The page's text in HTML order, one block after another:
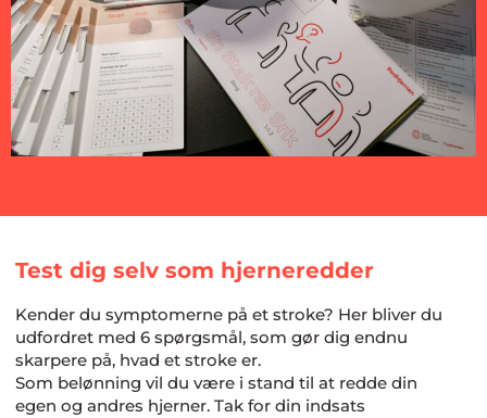
Test dig selv som hjerneredder
Kender du symptomerne på et stroke? Her bliver du
udfordret med 6 spørgsmål, som gør dig endnu
skarpere på, hvad et stroke er.
Som belønning vil du være i stand til at redde din
egen og andres hjerner. Tak for din indsats